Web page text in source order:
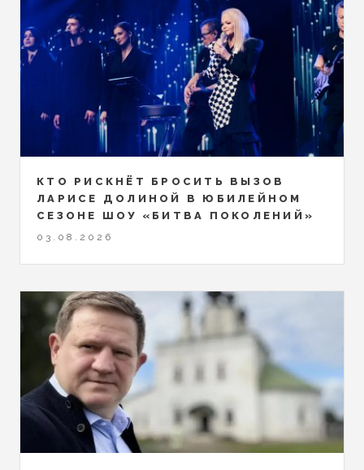
КТО РИСКНЁТ БРОСИТЬ ВЫЗОВ
ЛАРИСЕ ДОЛИНОЙ В ЮБИЛЕЙНОМ
СЕЗОНЕ ШОУ «БИТВА ПОКОЛЕНИЙ»
03.08.2026